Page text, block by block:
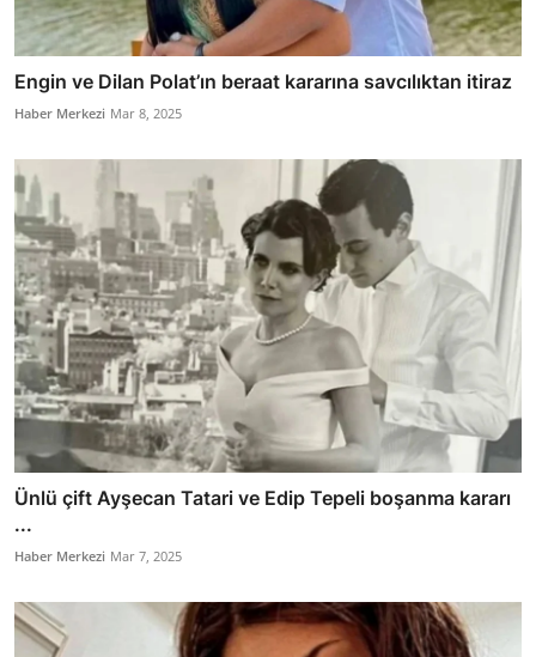
Engin ve Dilan Polat’ın beraat kararına savcılıktan itiraz
Haber Merkezi Mar 8, 2025
Ünlü çift Ayşecan Tatari ve Edip Tepeli boşanma kararı
...
Haber Merkezi Mar 7, 2025